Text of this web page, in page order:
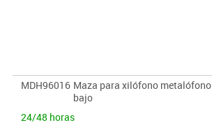
MDH96016 Maza para xilófono metalófono
bajo
24/48 horas